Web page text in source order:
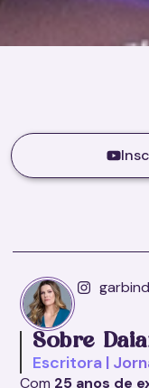
Sobre
Escritora |
Com 25 anos de